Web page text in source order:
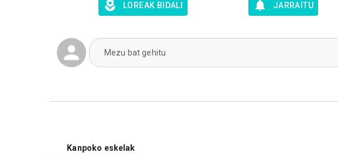
LOREAK BIDALI JARRAITU
Mezu bat gehitu
Kanpoko eskelak